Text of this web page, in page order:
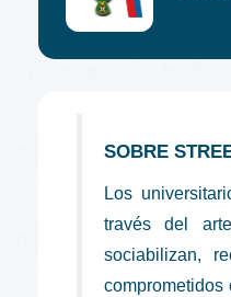
SOBRE
Los
través del
sociabilizan,
comprometidos